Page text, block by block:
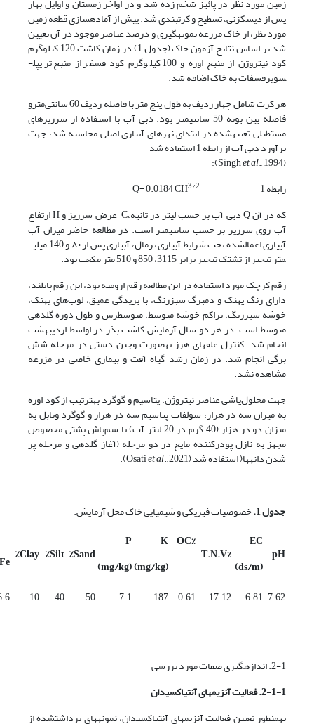
زمین مورد نظر در پائیز شخم زده شد و در اواخر زمستان و اوایل بهار
پس از دیسک­زنی، تسطیح و کرت­بندی شد. پیش از آماده­سازی قطعه زمین
مورد نظر، از خاک مزرعه نمونه­گیری و درصد عناصر موجود در آن تعیین
شد بر اساس نتایج آزمون خاک (جدول 1) در زمان کاشت 120 کیلوگرم
کود نیتروژن از منبع اوره و 100 کیلوگرم کود فسفر از منبع تریپل­
سوپرفسفات به خاک اضافه شد.
هر کرت شامل چهار ردیف به طول پنج متر با فاصله ردیف 60 سانتی‌مترو
فاصله بین بوته 50 سانتی­متر بود. دبی آب با استفاده از سرریزهای
مستطیلی تعبیه­شده در ابتدای نهرهای آبیاری اصلی محاسبه شد، جهت
برآورد دبی آب از رابطه 1 استفاده شد
(Singh
et al., 1994):
رابطه 1 Q= 0.0184 CH
3/2
که در آن Q دبی آب بر حسب لیتر در ثانیه،C عرض سرریز و H ارتفاع
آب روی سرریز بر حسب سانتی­متر است. در مطالعه حاضر میزان آب
آبیاری اعمال­شده تحت شرایط آبیاری نرمال، آبیاری پس از ۸۰ و 140 میلی­
متر تبخیر از تشتک تبخیر برابر 3115، 850 و 510 متر مکعب بود.
رقم کرچک مورد استفاده در این مطالعه رقم ارومیه بود، این رقم پابلند،
دارای رنگ پهنک و دمبرگ سبزرنگ، با بریدگی عمیق، لوب‌های پهنک،
خوشه سبزرنگ، تراکم خوشه متوسط، متوسط­رس و طول دوره گلدهی
متوسط است. در هر دو سال آزمایش کاشت بذر در اواسط اردیبهشت
انجام شد. کنترل علف­های هرز به­صورت وجین دستی در مرحله شش
برگی انجام شد. در زمان رشد گیاه آفت و بیماری خاصی در مزرعه
مشاهده نشد.
جهت محلول‌پاشی عناصر نیتروژن، پتاسیم و گوگرد به­ترتیب از کود اوره
به میزان سه در هزار، سولفات پتاسیم سه در هزار و گوگرد وتابل به
میزان دو در هزار (40 گرم در 20 لیتر آب) با سم‌پاش پشتی مخصوص
مجهز به نازل پودرکننده مایع در دو مرحله (آغاز گلدهی و مرحله پر
شدن دانه­ها( استفاده شد (Osati et al., 2021).
جدول 1. خصوصیات فیزیکی و شیمیایی خاک محل آزمایش.
pH
EC
(ds/m)
%T.N.V
%OC
K
(mg/kg)
P
(mg/kg)
Sand٪ Silt٪ Clay٪ Fe
7.62
6.81
17.12
0.61
187
7.1
50
40
10
2-1. اندازه­گیری صفات مورد بررسی
2-1-1. فعالیت آنزیم
های آنتیاکسیدان
به­منظور تعیین فعالیت آنزیم­های آنتی­اکسیدان، نمونه­های برداشت­شده از